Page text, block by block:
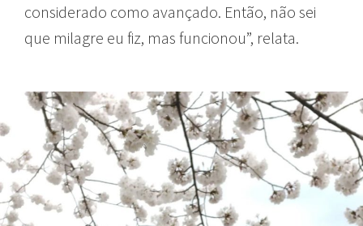
considerado como avançado. Então, não sei
que milagre eu fiz, mas funcionou”, relata.